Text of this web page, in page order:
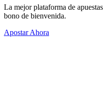
La mejor plataforma de
bono de bienvenida.
Apostar Ahora